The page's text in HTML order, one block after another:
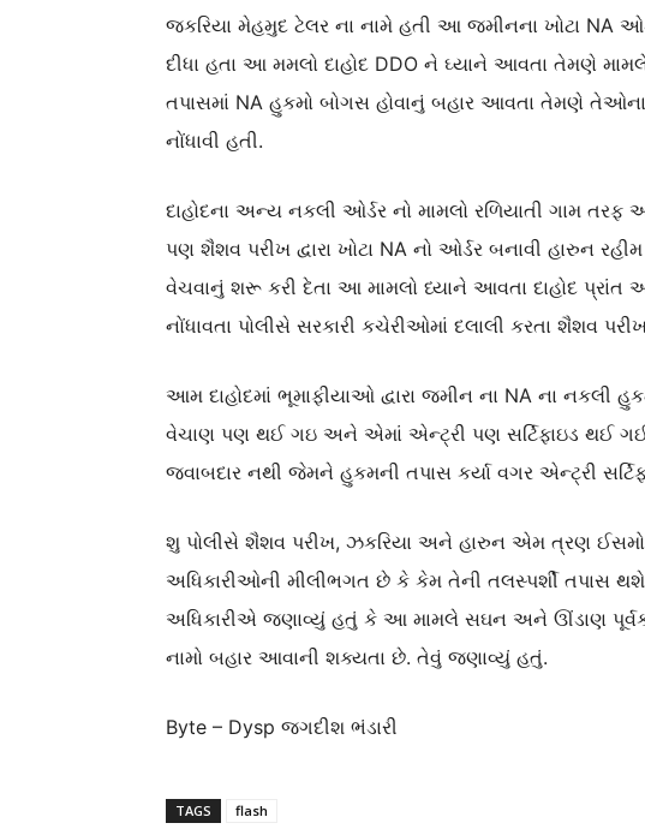
જકરિયા મેહમુદ ટેલર ના નામે હતી આ જમીનના ખોટા NA
દીધા હતા આ મમલો દાહોદ DDO ને ઘ્યાને આવતા તેમણે
તપાસમાં NA હુકમો બોગસ હોવાનું બહાર આવતા તેમણે તેઓના
નોંધાવી હતી.
દાહોદના અન્ય નકલી ઓર્ડર નો મામલો રળિયાતી ગામ
પણ શૈશવ પરીખ દ્વારા ખોટા NA નો ઓર્ડર બનાવી હારુન
વેચવાનું શરૂ કરી દેતા આ મામલો ધ્યાને આવતા દાહોદ પ્રાંત
નોંધાવતા પોલીસે સરકારી કચેરીઓમાં દલાલી કરતા શૈશવ
આમ દાહોદમાં ભૂમાફીયાઓ દ્વારા જમીન ના NA ના નકલી
વેચાણ પણ થઈ ગઇ અને એમાં એન્ટ્રી પણ સર્ટિફાઇડ થઈ
જવાબદાર નથી જેમને હુકમની તપાસ કર્યા વગર એન્ટ્રી
શુ પોલીસે શૈશવ પરીખ, ઝકરિયા અને હારુન એમ ત્રણ
અધિકારીઓની મીલીભગત છે કે કેમ તેની તલસ્પર્શી તપાસ
અધિકારીએ જણાવ્યું હતું કે આ મામલે સઘન અને ઊંડાણ
નામો બહાર આવાની શક્યતા છે. તેવું જણાવ્યું હતું.
Byte – Dysp જગદીશ ભંડારી
TAGS flash